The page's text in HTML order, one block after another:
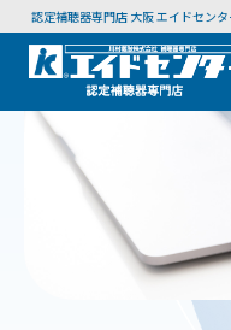
認定補聴器専門店 大阪 エイドセン